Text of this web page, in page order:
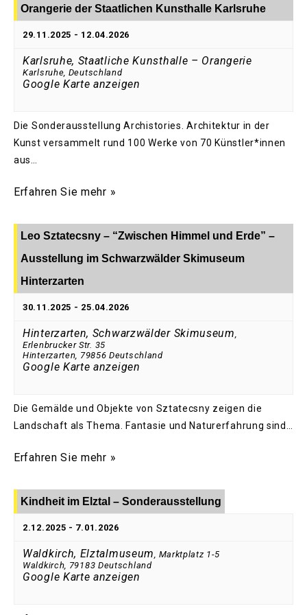
Orangerie der Staatlichen Kunsthalle Karlsruhe
29.11.2025 - 12.04.2026
Karlsruhe, Staatliche Kunsthalle – Orangerie
Karlsruhe, Deutschland
Google Karte anzeigen
Die Sonderausstellung Archistories. Architektur in der
Kunst versammelt rund 100 Werke von 70 Künstler*innen
aus…
Erfahren Sie mehr »
Leo Sztatecsny – “Zwischen Himmel und Erde” –
Ausstellung im Schwarzwälder Skimuseum
Hinterzarten
30.11.2025 - 25.04.2026
Hinterzarten, Schwarzwälder Skimuseum,
Erlenbrucker Str. 35
Hinterzarten, 79856 Deutschland
Google Karte anzeigen
Die Gemälde und Objekte von Sztatecsny zeigen die
Landschaft als Thema. Fantasie und Naturerfahrung sind…
Erfahren Sie mehr »
Kindheit im Elztal – Sonderausstellung
2.12.2025 - 7.01.2026
Waldkirch, Elztalmuseum, Marktplatz 1-5
Waldkirch, 79183 Deutschland
Google Karte anzeigen